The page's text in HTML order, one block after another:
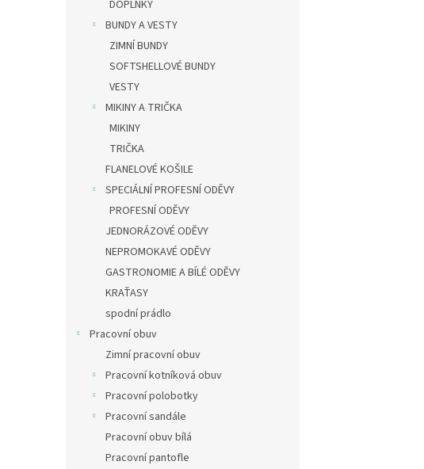
DOPLŇKY
BUNDY A VESTY
ZIMNÍ BUNDY
SOFTSHELLOVÉ BUNDY
VESTY
MIKINY A TRIČKA
MIKINY
TRIČKA
FLANELOVÉ KOŠILE
SPECIÁLNÍ PROFESNÍ ODĚVY
PROFESNÍ ODĚVY
JEDNORÁZOVÉ ODĚVY
NEPROMOKAVÉ ODĚVY
GASTRONOMIE A BÍLÉ ODĚVY
KRAŤASY
spodní prádlo
Pracovní obuv
Zimní pracovní obuv
Pracovní kotníková obuv
Pracovní polobotky
Pracovní sandále
Pracovní obuv bílá
Pracovní pantofle